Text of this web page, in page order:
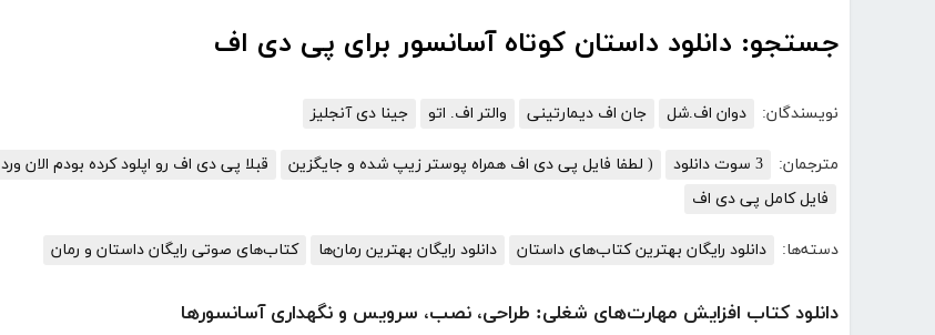
جستجو: دانلود داستان کوتاه آسانسور برای پی دی اف
نویسندگان: دوان اف.شل جان اف دیمارتینی والتر اف. اتو جینا دی آنجلیز
مترجمان: 3 سوت دانلود ( لطفا فایل پی دی اف همراه پوستر زیپ شده و جایگزین
قبلا پی دی اف رو اپلود کرده بودم الان ورد
فایل کامل پی دی اف
دسته‌ها: دانلود رایگان بهترین کتاب‌های داستان دانلود رایگان بهترین رمان‌ها کتاب‌های صوتی رایگان داستان و رمان
دانلود کتاب افزایش مهارت‌های شغلی: طراحی، نصب، سرویس و نگهداری آسانسورها